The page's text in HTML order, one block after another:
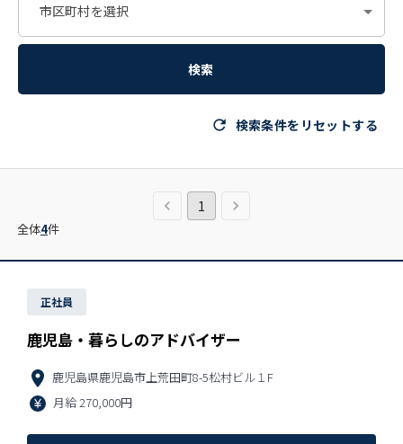
市区町村を選択
検索
検索条件をリセットする
全体4件
1
正社員
鹿児島・暮らしのアドバイザー
鹿児島県鹿児島市上荒田町8-5松村ビル１F
月給270,000円